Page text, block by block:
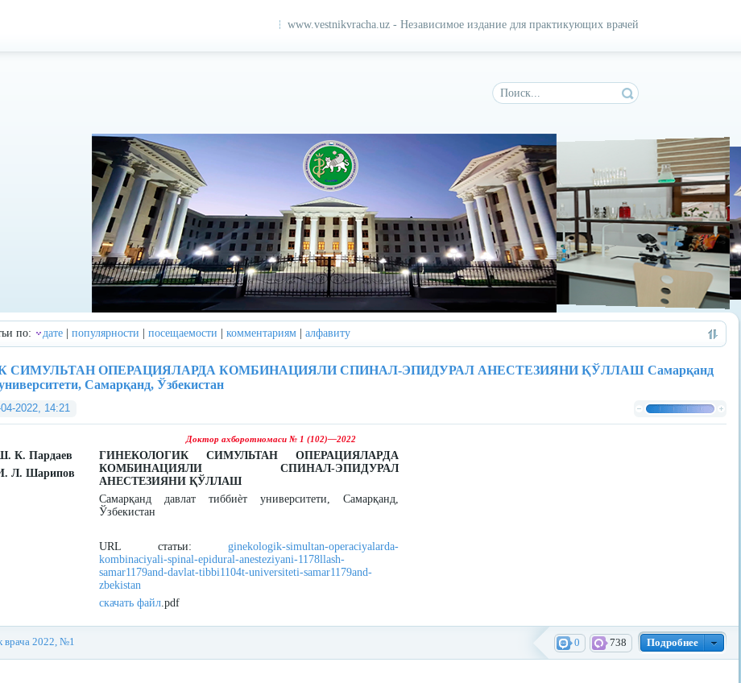
www.vestnikvracha.uz - Независимое издание для практикующих врачей
по: дате популярности посещаемости комментариям алфавиту
СИМУЛЬТАН ОПЕРАЦИЯЛАРДА КОМБИНАЦИЯЛИ СПИНАЛ-ЭПИДУРАЛ АНЕСТЕЗИЯНИ ҚЎЛЛАШ Самарқанд
Самарқанд, Ўзбекистан
2022, 14:21
Доктор ахборотномаси № 1 (102)—2022
К. Пардаев
Л. Шарипов
ГИНЕКОЛОГИК СИМУЛЬТАН ОПЕРАЦИЯЛАРДА
КОМБИНАЦИЯЛИ СПИНАЛ-ЭПИДУРАЛ
АНЕСТЕЗИЯНИ ҚЎЛЛАШ
Самарқанд давлат тиббиѐт университети, Самарқанд,
Ўзбекистан
URL статьи: ginekologik-simultan-operaciyalarda-
kombinaciyali-spinal-epidural-anesteziyani-1178llash-
samar1179and-davlat-tibbi1104t-universiteti-samar1179and-
zbekistan
скачать файл .pdf
Подробнее
738
0
врача 2022, №1